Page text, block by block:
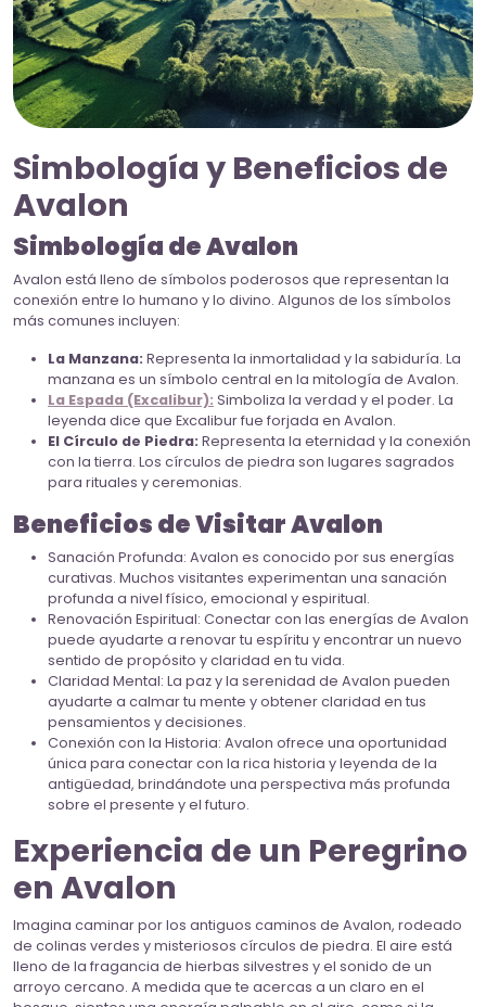
Simbología y Beneficios de
Avalon
Simbología de Avalon
Avalon está lleno de símbolos poderosos que representan la
conexión entre lo humano y lo divino. Algunos de los símbolos
más comunes incluyen:
La Manzana: Representa la inmortalidad y la sabiduría. La
manzana es un símbolo central en la mitología de Avalon.
La Espada (Excalibur): Simboliza la verdad y el poder. La
leyenda dice que Excalibur fue forjada en Avalon.
El Círculo de Piedra: Representa la eternidad y la conexión
con la tierra. Los círculos de piedra son lugares sagrados
para rituales y ceremonias.
Beneficios de Visitar Avalon
Sanación Profunda: Avalon es conocido por sus energías
curativas. Muchos visitantes experimentan una sanación
profunda a nivel físico, emocional y espiritual.
Renovación Espiritual: Conectar con las energías de Avalon
puede ayudarte a renovar tu espíritu y encontrar un nuevo
sentido de propósito y claridad en tu vida.
Claridad Mental: La paz y la serenidad de Avalon pueden
ayudarte a calmar tu mente y obtener claridad en tus
pensamientos y decisiones.
Conexión con la Historia: Avalon ofrece una oportunidad
única para conectar con la rica historia y leyenda de la
antigüedad, brindándote una perspectiva más profunda
sobre el presente y el futuro.
Experiencia de un Peregrino
en Avalon
Imagina caminar por los antiguos caminos de Avalon, rodeado
de colinas verdes y misteriosos círculos de piedra. El aire está
lleno de la fragancia de hierbas silvestres y el sonido de un
arroyo cercano. A medida que te acercas a un claro en el